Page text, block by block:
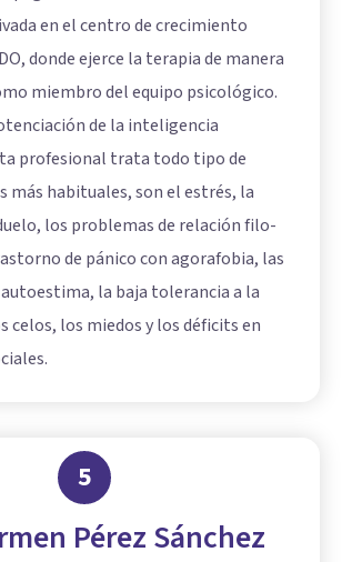
en el centro de crecimiento
donde ejerce la terapia de manera
miembro del equipo psicológico.
de la inteligencia
profesional trata todo tipo de
más habituales, son el estrés, la
los problemas de relación filo-
de pánico con agorafobia, las
la baja tolerancia a la
celos, los miedos y los déficits en
5
Pérez Sánchez